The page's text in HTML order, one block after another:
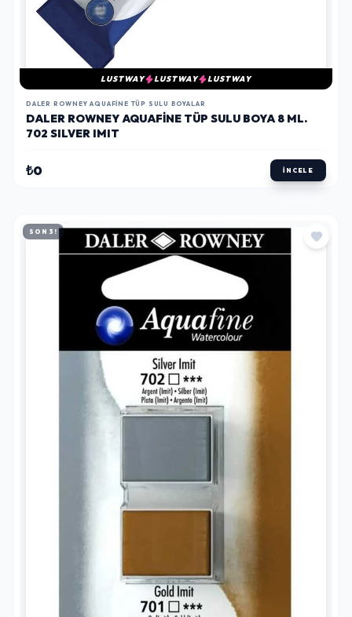
LUSTWAY LUSTWAY LUSTWAY
DALER ROWNEY AQUAFINE TÜP SULU BOYALAR
DALER ROWNEY AQUAFINE TÜP SULU BOYA 8 ML.
702 SILVER IMIT
₺0 İNCELE
SON 3!